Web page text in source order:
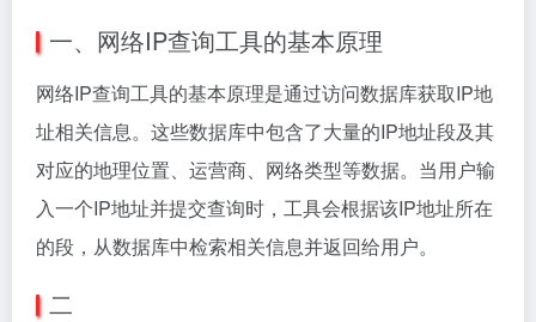
一、网络IP查询工具的基本原理
网络IP查询工具的基本原理是通过访问数据库获取IP地
址相关信息。这些数据库中包含了大量的IP地址段及其
对应的地理位置、运营商、网络类型等数据。当用户输
入一个IP地址并提交查询时，工具会根据该IP地址所在
的段，从数据库中检索相关信息并返回给用户。
二